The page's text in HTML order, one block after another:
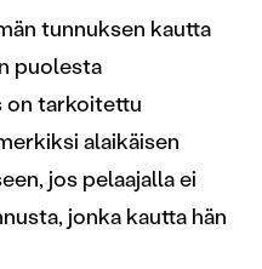
tunnuksen kautta
puolesta
on tarkoitettu
alaikäisen
jos pelaajalla ei
jonka kautta hän